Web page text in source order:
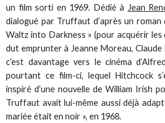
un film sorti en 1969. Dédié à Jean
dialogué par Truffaut d’après un roman
Waltz into Darkness » (pour acquérir
dut emprunter à Jeanne Moreau, Claude
c’est davantage vers le cinéma
pourtant ce film-ci, lequel Hitchcock
inspiré d’une nouvelle de William Irish
Truffaut avait lui-même aussi déjà
mariée était en noir », en 1968.